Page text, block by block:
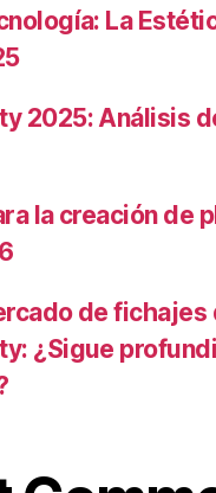
La
2025: Análisis
la creación de
de fichajes
¿Sigue